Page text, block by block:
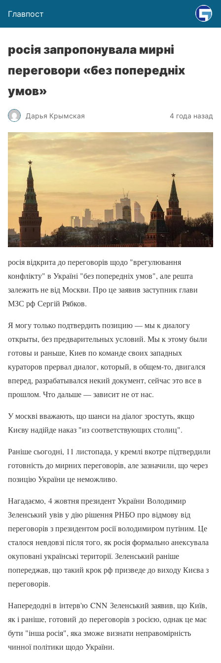
Главпост
росія запропонувала мирні
переговори «без попередніх
умов»
Дарья Крымская 4 года назад
росія відкрита до переговорів щодо "врегулювання
конфлікту" в Україні "без попередніх умов", але решта
залежить не від Москви. Про це заявив заступник глави
МЗС рф Сергій Рябков.
Я могу только подтвердить позицию — мы к диалогу
открыты, без предварительных условий. Мы к этому были
готовы и раньше, Киев по команде своих западных
кураторов прервал диалог, который, в общем-то, двигался
вперед, разрабатывался некий документ, сейчас это все в
прошлом. Что дальше — зависит не от нас.
У москві вважають, що шанси на діалог зростуть, якщо
Києву надійде наказ "из соответствующих столиц".
Раніше сьогодні, 11 листопада, у кремлі вкотре підтвердили
готовність до мирних переговорів, але зазначили, що через
позицію України це неможливо.
Нагадаємо, 4 жовтня президент України Володимир
Зеленський увів у дію рішення РНБО про відмову від
переговорів з президентом росії володимиром путіним. Це
сталося невдовзі після того, як росія формально анексувала
окуповані українські території. Зеленський раніше
попереджав, що такий крок рф призведе до виходу Києва з
переговорів.
Напередодні в інтерв'ю CNN Зеленський заявив, що Київ,
як і раніше, готовий до переговорів з росією, однак це має
бути "інша росія", яка зможе визнати неправомірність
чинної політики щодо України.